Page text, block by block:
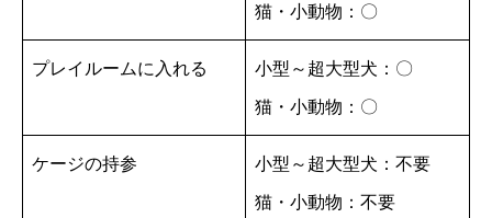
猫・小動物：〇
プレイルームに入れる 小型～超大型犬：〇
猫・小動物：〇
ケージの持参 小型～超大型犬：不要
猫・小動物：不要